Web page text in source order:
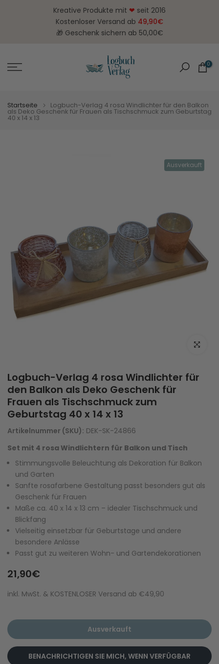
Kreative Produkte mit ❤ seit 2016
Kostenloser Versand ab 49,90€
🎁 Geschenk sichern ab 50,00€
0
Startseite Logbuch-Verlag 4 rosa Windlichter für den Balkon
als Deko Geschenk für Frauen als Tischschmuck zum Geburtstag
40 x 14 x 13
Ausverkauft
Zum
Logbuch-Verlag 4 rosa Windlichter für
den Balkon als Deko Geschenk für
Frauen als Tischschmuck zum
Geburtstag 40 x 14 x 13
Artikelnummer (SKU): DEK-SK-24866
Set mit 4 rosa Windlichtern für Balkon und Tisch
Stimmungsvolle Beleuchtung als Dekoration für Balkon
und Garten
Sanfte rosafarbene Gestaltung passt besonders gut als
Geschenk für Frauen
Maße ca. 40 x 14 x 13 cm – idealer Tischschmuck und
Blickfang
Vielseitig einsetzbar für Geburtstage und andere
besondere Anlässe
Passt gut zu weiteren Wohn- und Gartendekorationen
21,90€
inkl. MwSt. & KOSTENLOSER Versand ab €49,90
Ausverkauft
BENACHRICHTIGEN SIE MICH, WENN VERFÜGBAR